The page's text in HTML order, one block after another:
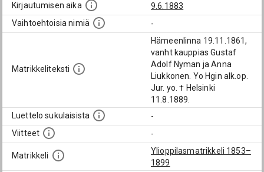
Kirjautumisen aika
9.6.1883
Vaihtoehtoisia nimiä
-
Matrikkeliteksti
Hämeenlinna 19.11.1861,
vanht kauppias Gustaf
Adolf Nyman ja Anna
Liukkonen. Yo Hgin alk.op.
Jur. yo. † Helsinki
11.8.1889.
Luettelo sukulaisista
-
Viitteet
-
Matrikkeli
Ylioppilasmatrikkeli 1853–
1899